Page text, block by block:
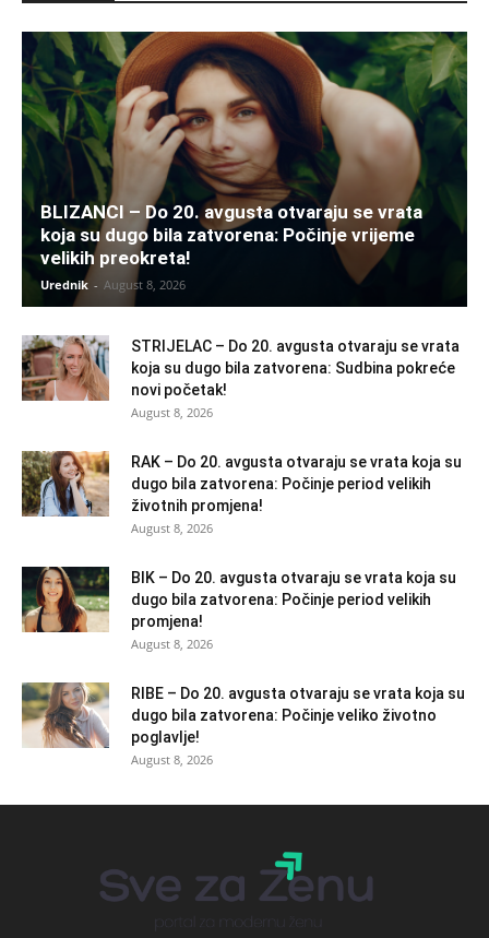
BLIZANCI – Do 20. avgusta otvaraju se vrata
koja su dugo bila zatvorena: Počinje vrijeme
velikih preokreta!
Urednik - August 8, 2026
STRIJELAC – Do 20. avgusta otvaraju se vrata
koja su dugo bila zatvorena: Sudbina pokreće
novi početak!
August 8, 2026
RAK – Do 20. avgusta otvaraju se vrata koja su
dugo bila zatvorena: Počinje period velikih
životnih promjena!
August 8, 2026
BIK – Do 20. avgusta otvaraju se vrata koja su
dugo bila zatvorena: Počinje period velikih
promjena!
August 8, 2026
RIBE – Do 20. avgusta otvaraju se vrata koja su
dugo bila zatvorena: Počinje veliko životno
poglavlje!
August 8, 2026